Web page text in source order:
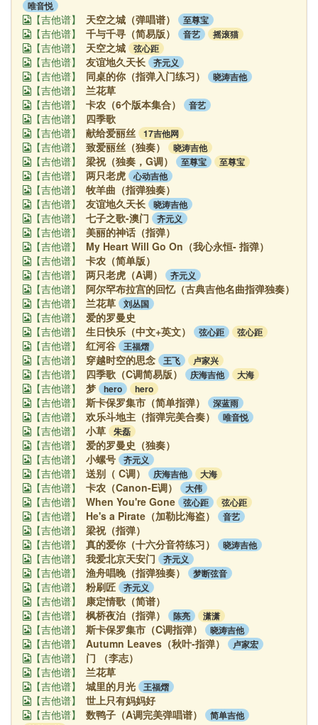
唯音悦
【吉他谱】 天空之城（弹唱谱） 至尊宝
【吉他谱】 千与千寻（简易版） 音艺 摇滚猫
【吉他谱】 天空之城 弦心距
【吉他谱】 友谊地久天长 齐元义
【吉他谱】 同桌的你（指弹入门练习） 晓涛吉他
【吉他谱】 兰花草
【吉他谱】 卡农（6个版本集合） 音艺
【吉他谱】 四季歌
【吉他谱】 献给爱丽丝 17吉他网
【吉他谱】 致爱丽丝（独奏） 晓涛吉他
【吉他谱】 梁祝（独奏，G调） 至尊宝 至尊宝
【吉他谱】 两只老虎 心动吉他
【吉他谱】 牧羊曲（指弹独奏）
【吉他谱】 友谊地久天长 晓涛吉他
【吉他谱】 七子之歌-澳门 齐元义
【吉他谱】 美丽的神话（指弹）
【吉他谱】 My Heart Will Go On（我心永恒- 指弹）
【吉他谱】 卡农（简单版）
【吉他谱】 两只老虎（A调） 齐元义
【吉他谱】 阿尔罕布拉宫的回忆（古典吉他名曲指弹独奏）
【吉他谱】 兰花草 刘丛国
【吉他谱】 爱的罗曼史
【吉他谱】 生日快乐（中文+英文） 弦心距 弦心距
【吉他谱】 红河谷 王福熠
【吉他谱】 穿越时空的思念 王飞 卢家兴
【吉他谱】 四季歌（C调简易版） 庆海吉他 大海
【吉他谱】 梦 hero hero
【吉他谱】 斯卡保罗集市（简单指弹） 深蓝雨
【吉他谱】 欢乐斗地主（指弹完美合奏） 唯音悦
【吉他谱】 小草 朱磊
【吉他谱】 爱的罗曼史（独奏）
【吉他谱】 小螺号 齐元义
【吉他谱】 送别（ C调） 庆海吉他 大海
【吉他谱】 卡农（Canon-E调） 大伟
【吉他谱】 When You're Gone 弦心距 弦心距
【吉他谱】 He's a Pirate（加勒比海盗） 音艺
【吉他谱】 梁祝（指弹）
【吉他谱】 真的爱你（十六分音符练习） 晓涛吉他
【吉他谱】 我爱北京天安门 齐元义
【吉他谱】 渔舟唱晚（指弹独奏） 梦断弦音
【吉他谱】 粉刷匠 齐元义
【吉他谱】 康定情歌（简谱）
【吉他谱】 枫桥夜泊（指弹） 陈亮 潇潇
【吉他谱】 斯卡保罗集市（C调指弹） 晓涛吉他
【吉他谱】 Autumn Leaves（秋叶-指弹） 卢家宏
【吉他谱】 门 （李志）
【吉他谱】 兰花草
【吉他谱】 城里的月光 王福熠
【吉他谱】 世上只有妈妈好
【吉他谱】 数鸭子（A调完美弹唱谱）
简单吉他